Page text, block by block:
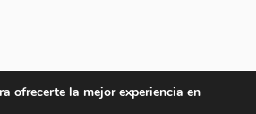
ofrecerte la mejor experiencia en